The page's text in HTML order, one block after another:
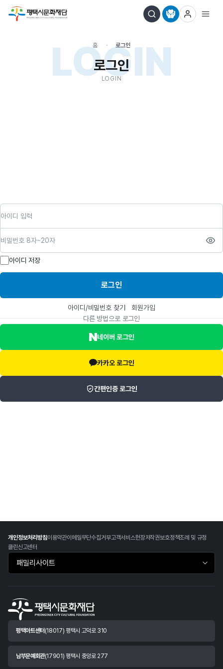
LOGIN
홈 로그인
로그인
LOGIN
아이디 저장
로그인
아이디/비밀번호 찾기
회원가입
다른 방법으로 로그인
네이버 로그인
카카오 로그인
간편인증 로그인
개인정보처리방침이용약관이메일무단수집거부고객서비스헌장저작권보호정책조례 및 규정
클린신고센터
패밀리사이트 바로가기
평택아트센터 (18017) 평택시 고덕로 310
남부문예회관(17901) 평택시 중앙로 277